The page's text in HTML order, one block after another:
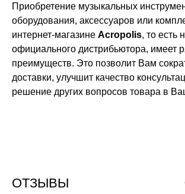
Приобретение музыкальных
оборудования, аксессуаров или
интернет-магазине Acropolis, то есть
официального дистрибьютора, имеет
преимуществ. Это позволит Вам
доставки, улучшит качество
решение других вопросов товара в
ОТЗЫВЫ